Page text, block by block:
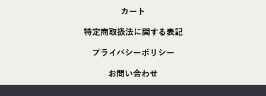
カート
特定商取扱法に関する表記
プライバシーポリシー
お問い合わせ